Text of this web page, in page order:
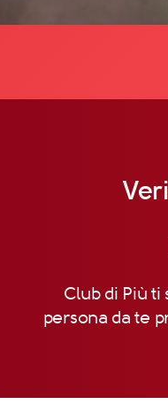
Club di Più
persona da te